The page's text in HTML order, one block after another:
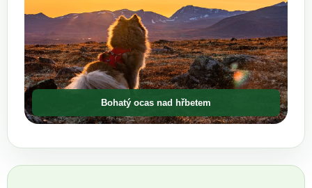
Bohatý ocas nad hřbetem